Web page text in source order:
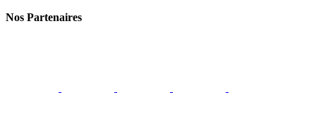
Nos Partenaires